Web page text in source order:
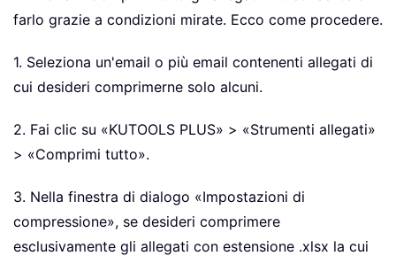
farlo grazie a condizioni mirate. Ecco come procedere.
1. Seleziona un'email o più email contenenti allegati di
cui desideri comprimerne solo alcuni.
2. Fai clic su «KUTOOLS PLUS» > «Strumenti allegati»
> «Comprimi tutto».
3. Nella finestra di dialogo «Impostazioni di
compressione», se desideri comprimere
esclusivamente gli allegati con estensione .xlsx la cui